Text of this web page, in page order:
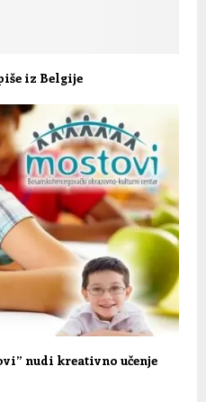
iz Belgije
nudi kreativno učenje